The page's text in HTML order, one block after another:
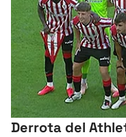
Derrota del